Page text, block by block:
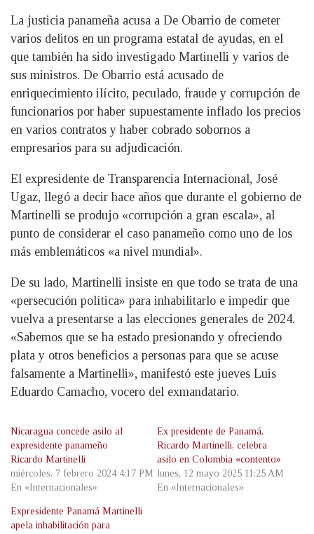
La justicia panameña acusa a De Obarrio de cometer
varios delitos en un programa estatal de ayudas, en el
que también ha sido investigado Martinelli y varios de
sus ministros. De Obarrio está acusado de
enriquecimiento ilícito, peculado, fraude y corrupción de
funcionarios por haber supuestamente inflado los precios
en varios contratos y haber cobrado sobornos a
empresarios para su adjudicación.
El expresidente de Transparencia Internacional, José
Ugaz, llegó a decir hace años que durante el gobierno de
Martinelli se produjo «corrupción a gran escala», al
punto de considerar el caso panameño como uno de los
más emblemáticos «a nivel mundial».
De su lado, Martinelli insiste en que todo se trata de una
«persecución política» para inhabilitarlo e impedir que
vuelva a presentarse a las elecciones generales de 2024.
«Sabemos que se ha estado presionando y ofreciendo
plata y otros beneficios a personas para que se acuse
falsamente a Martinelli», manifestó este jueves Luis
Eduardo Camacho, vocero del exmandatario.
Nicaragua concede asilo al
expresidente panameño
Ricardo Martinelli
miércoles, 7 febrero 2024 4:17 PM
En «Internacionales»
Ex presidente de Panamá,
Ricardo Martinelli, celebra
asilo en Colombia «contento»
lunes, 12 mayo 2025 11:25 AM
En «Internacionales»
Expresidente Panamá Martinelli
apela inhabilitación para